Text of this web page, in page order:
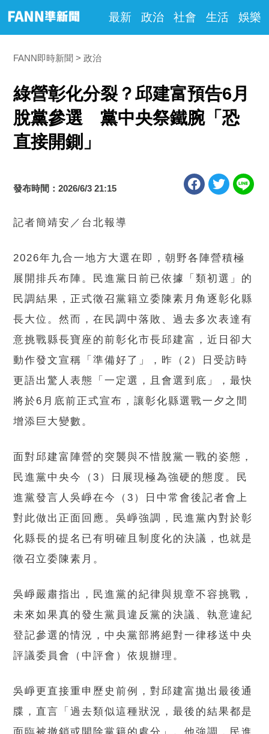
最新 政治 社會 生活 娛樂
FANN即時新聞 政治
綠營彰化分裂？邱建富預告6月
脫黨參選 黨中央祭鐵腕「恐
直接開鍘」
發布時間：2026/6/3 21:15
記者簡靖安／台北報導
2026年九合一地方大選在即，朝野各陣營積極
展開排兵布陣。民進黨日前已依據「類初選」的
民調結果，正式徵召黨籍立委陳素月角逐彰化縣
長大位。然而，在民調中落敗、過去多次表達有
意挑戰縣長寶座的前彰化市長邱建富，近日卻大
動作發文宣稱「準備好了」，昨（2）日受訪時
更語出驚人表態「一定選，且會選到底」，最快
將於6月底前正式宣布，讓彰化縣選戰一夕之間
增添巨大變數。
面對邱建富陣營的突襲與不惜脫黨一戰的姿態，
民進黨中央今（3）日展現極為強硬的態度。民
進黨發言人吳崢在今（3）日中常會後記者會上
對此做出正面回應。吳崢強調，民進黨內對於彰
化縣長的提名已有明確且制度化的決議，也就是
徵召立委陳素月。
吳崢嚴肅指出，民進黨的紀律與規章不容挑戰，
未來如果真的發生黨員違反黨的決議、執意違紀
登記參選的情況，中央黨部將絕對一律移送中央
評議委員會（中評會）依規辦理。
吳崢更直接重申歷史前例，對邱建富拋出最後通
牒，直言「過去類似這種狀況，最後的結果都是